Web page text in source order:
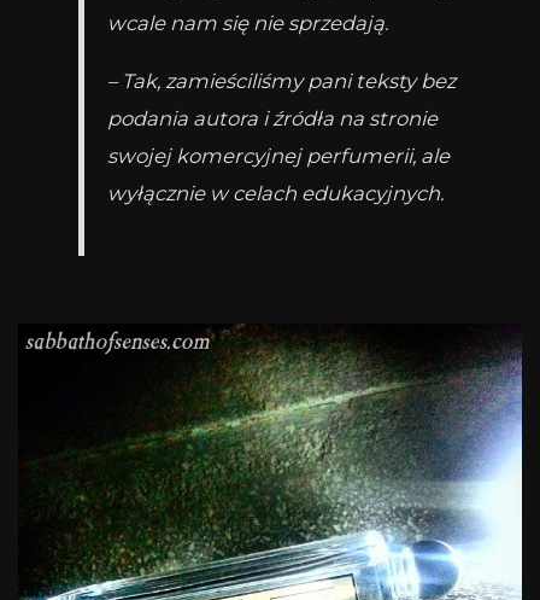
wcale nam się nie sprzedają.
– Tak, zamieściliśmy pani teksty bez
podania autora i źródła na stronie
swojej komercyjnej perfumerii, ale
wyłącznie w celach edukacyjnych.